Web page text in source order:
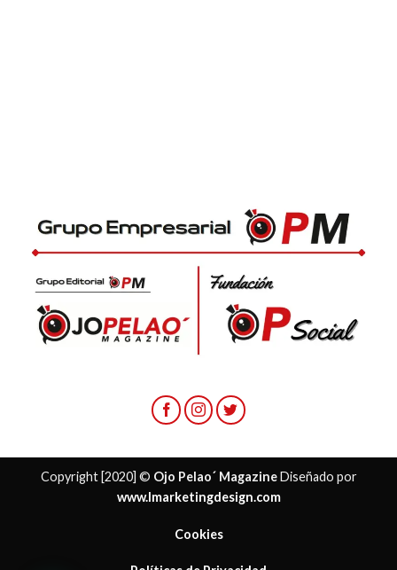
Copyright [2020] © Ojo Pelao´ MagazineDiseñado por
www.lmarketingdesign.com
Cookies